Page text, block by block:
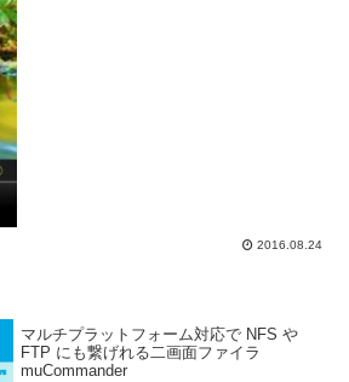
2016.08.24
マルチプラットフォーム対応で NFS や
FTP にも繋げれる二画面ファイラ
muCommander